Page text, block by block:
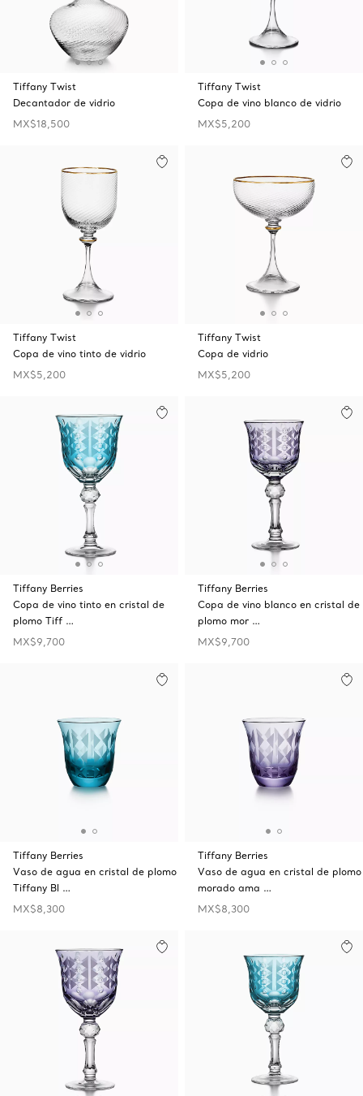
Tiffany Twist
Decantador de vidrio
MX$18,500
Tiffany Twist
Copa de vino blanco de vidrio
MX$5,200
Tiffany Twist
Copa de vino tinto de vidrio
MX$5,200
Tiffany Twist
Copa de vidrio
MX$5,200
Tiffany Berries
Copa de vino tinto en cristal de
plomo Tiff …
MX$9,700
Tiffany Berries
Copa de vino blanco en cristal de
plomo mor …
MX$9,700
Tiffany Berries
Vaso de agua en cristal de plomo
Tiffany Bl …
MX$8,300
Tiffany Berries
Vaso de agua en cristal de plomo
morado ama …
MX$8,300